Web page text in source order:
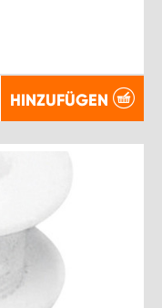
HINZUFÜGEN